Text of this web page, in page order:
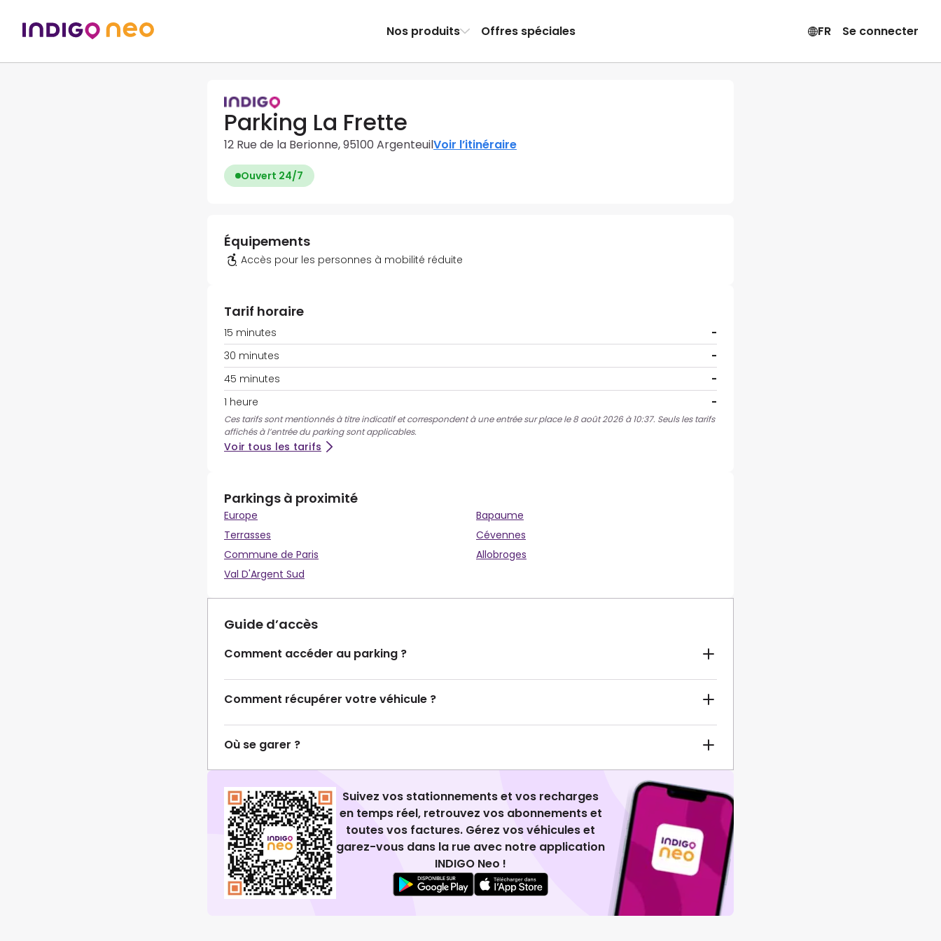
Nos produits Offres spéciales FR Se connecter
Parking La Frette
12 Rue de la Berionne, 95100 ArgenteuilVoir l’itinéraire
Ouvert 24/7
Équipements
Accès pour les personnes à mobilité réduite
Tarif horaire
15 minutes
-
30 minutes
-
45 minutes
-
1 heure
-
Ces tarifs sont mentionnés à titre indicatif et correspondent à une entrée sur place le 8 août 2026 à 10:37. Seuls les tarifs
affichés à l’entrée du parking sont applicables.
Voir tous les tarifs
Parkings à proximité
Europe
Bapaume
Terrasses
Cévennes
Commune de Paris
Allobroges
Val D'Argent Sud
Guide d’accès
Comment accéder au parking ?
Comment récupérer votre véhicule ?
Où se garer ?
Suivez vos stationnements et vos recharges
en temps réel, retrouvez vos abonnements et
toutes vos factures. Gérez vos véhicules et
garez-vous dans la rue avec notre application
INDIGO Neo !